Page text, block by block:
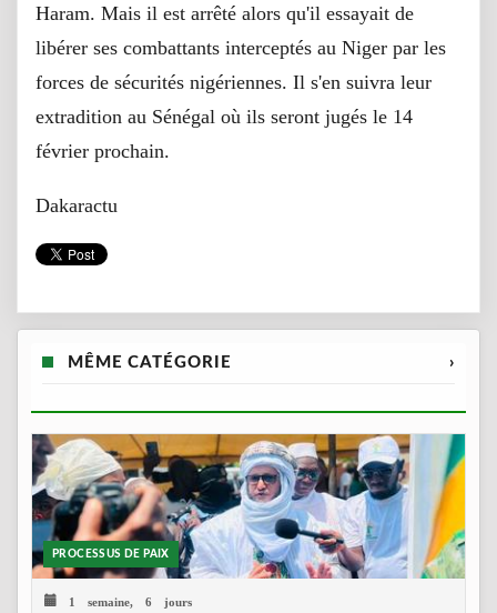
Haram. Mais il est arrêté alors qu'il essayait de
libérer ses combattants interceptés au Niger par les
forces de sécurités nigériennes. Il s'en suivra leur
extradition au Sénégal où ils seront jugés le 14
février prochain.
Dakaractu
MÊME CATÉGORIE ›
PROCESSUS DE PAIX
1 semaine, 6 jours